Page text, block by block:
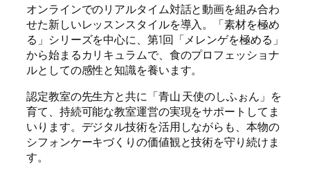
オンラインでのリアルタイム対話と動画を組み合わ
せた新しいレッスンスタイルを導入。「素材を極め
る」シリーズを中心に、第1回「メレンゲを極める」
から始まるカリキュラムで、食のプロフェッショナ
ルとしての感性と知識を養います。
認定教室の先生方と共に「青山 天使のしふぉん」を
育て、持続可能な教室運営の実現をサポートしてま
いります。デジタル技術を活用しながらも、本物の
シフォンケーキづくりの価値観と技術を守り続けま
す。